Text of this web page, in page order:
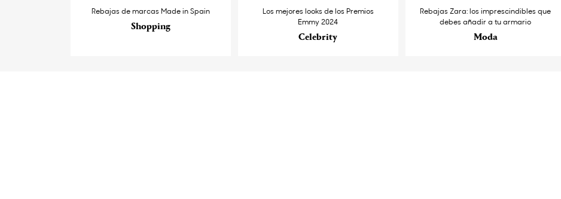
Rebajas de marcas Made in Spain
Shopping
Los mejores looks de los Premios
Emmy 2024
Celebrity
Rebajas Zara: los imprescindibles que
debes añadir a tu armario
Moda